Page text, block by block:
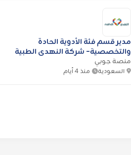
مدير قسم فئة الأدوية الحادة
والتخصصية- شركة النهدي الطبية
منصة جوبي
السعودية منذ 4 أيام